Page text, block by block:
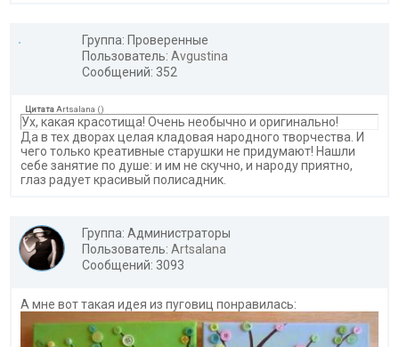
Группа: Проверенные
Пользователь: Avgustina
Сообщений: 352
Цитата Artsalana ()
Ух, какая красотища! Очень необычно и оригинально!
Да в тех дворах целая кладовая народного творчества. И
чего только креативные старушки не придумают! Нашли
себе занятие по душе: и им не скучно, и народу приятно,
глаз радует красивый полисадник.
Группа: Администраторы
Пользователь: Artsalana
Сообщений: 3093
А мне вот такая идея из пуговиц понравилась: